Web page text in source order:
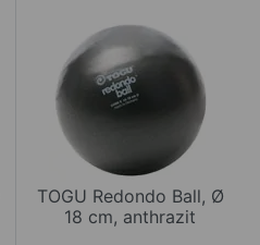
TOGU Redondo Ball, Ø
18 cm, anthrazit